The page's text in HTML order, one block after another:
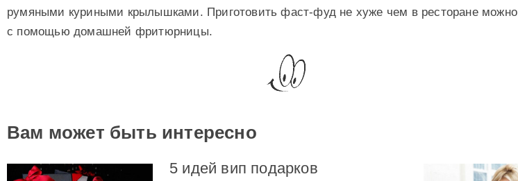
румяными куриными крылышками. Приготовить фаст-фуд не хуже чем в ресторане можно
с помощью домашней фритюрницы.
Вам может быть интересно
5 идей вип подарков